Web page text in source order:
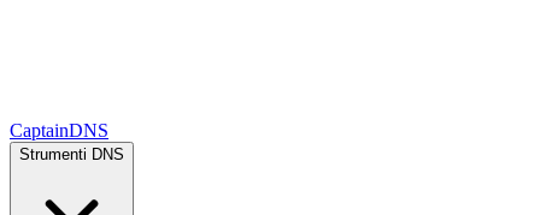
CaptainDNS
Strumenti DNS